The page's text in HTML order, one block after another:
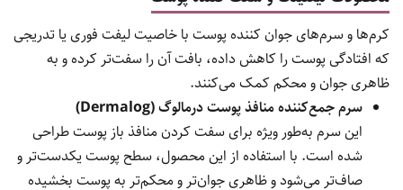
کرم‌ها و سرم‌های جوان کننده پوست با خاصیت لیفت فوری یا تدریجی
که افتادگی پوست را کاهش داده، بافت آن را سفت‌تر کرده و به
ظاهری جوان و محکم کمک می‌کنند.
سرم جمع‌کننده منافذ پوست درمالوگ (Dermalog)
این سرم به‌طور ویژه برای سفت کردن منافذ باز پوست طراحی
شده است. با استفاده از این محصول، سطح پوست یکدست‌تر و
صاف‌تر می‌شود و ظاهری جوان‌تر و محکم‌تر به پوست بخشیده